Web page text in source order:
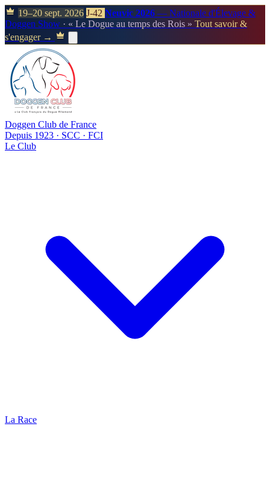
19–20 sept. 2026 J-42 Neuvic 2026 — Nationale d'Élevage &
Doggen Show · « Le Dogue au temps des Rois » Tout savoir &
s'engager →
Doggen Club de France
Depuis 1923 · SCC · FCI
Le Club
La Race